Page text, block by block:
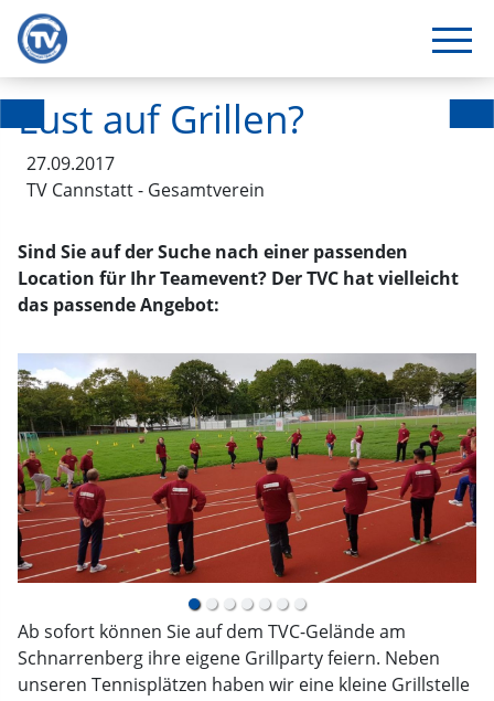
Lust auf Grillen?
27.09.2017
TV Cannstatt - Gesamtverein
Sind Sie auf der Suche nach einer passenden
Location für Ihr Teamevent? Der TVC hat vielleicht
das passende Angebot:
Ab sofort können Sie auf dem TVC-Gelände am
Schnarrenberg ihre eigene Grillparty feiern. Neben
unseren Tennisplätzen haben wir eine kleine Grillstelle